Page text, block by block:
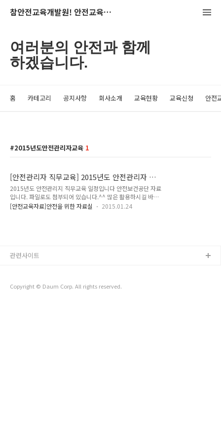
참안전교육개발원! 안전교육의 산실~
여러분의 안전과 함께
하겠습니다.
홈 카테고리 공지사항 회사소개 교육현황 교육신청 안전
2015년도안전관리자교육 1
[안전관리자 직무교육] 2015년도 안전관리자 직
무교육 일정입니다.
2015년도 안전관리지 직무교육 일정입니다 안전보건공단 자료
입니다. 파일로도 첨부되어 있습니다.^^ 많은 활용하시길 바랍
니다~
[안전교육자료]안전을 위한 자료실 2015.01.24
Copyright © Daum Corp. All rights reserved.
관련사이트